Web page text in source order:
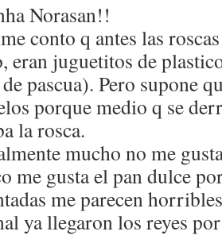
Norasan!!
conto q antes las
eran juguetitos de
pascua). Pero supone
porque medio q se
la rosca.
mucho no me
me gusta el pan dulce
me parecen
ya llegaron los reyes